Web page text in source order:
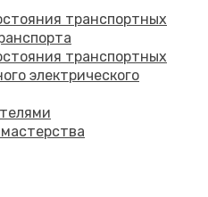
транспортных
транспортных
электрического